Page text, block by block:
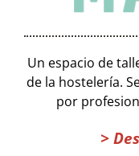
Un espacio de
de la hostelería.
por
>